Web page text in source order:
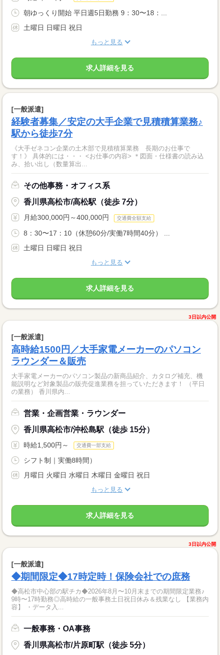
朝ゆっくり開始 平日週5日勤務 9：30〜18：...
土曜日 日曜日 祝日
もっと見る
求人詳細を見る
[一般派遣]
経験者募集／安定の大手企業で見積積算業務♪
駅から徒歩7分
《大手ゼネコン企業の土木部で見積積算業務 長期のお仕事で
す！》 具体的には・・・ <お仕事の内容> ＊図面・仕様書の読み込
み、拾い出し（数量算出...
その他事務・オフィス系
香川県高松市/高松駅（徒歩 7分）
月給300,000円～400,000円 交通費全額支給
8：30〜17：10（休憩60分/実働7時間40分） ...
土曜日 日曜日 祝日
もっと見る
求人詳細を見る
3日以内公開
[一般派遣]
高時給1500円／大手家電メーカーのパソコン
ラウンダー＆販売
大手家電メーカーのパソコン製品の新商品紹介、カタログ補充、機
能説明など対象製品の販売促進業務を担っていただきます！ （平日
の業務） 香川県内...
営業・企画営業・ラウンダー
香川県高松市/沖松島駅（徒歩 15分）
時給1,500円～ 交通費一部支給
シフト制｜実働8時間）
月曜日 火曜日 水曜日 木曜日 金曜日 祝日
もっと見る
求人詳細を見る
3日以内公開
[一般派遣]
◆期間限定◆17時定時！保険会社での庶務
◆高松市中心部の駅チカ◆2026年8月〜10月末までの期間限定業務♪
9時〜17時勤務◎高時給の一般事務土日祝日休み＆残業なし 【業務内
容】 ・データ入...
一般事務・OA事務
香川県高松市/片原町駅（徒歩 5分）